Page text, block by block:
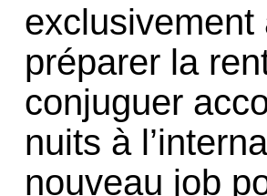
préparer la
conjuguer
nuits à
nouveau job